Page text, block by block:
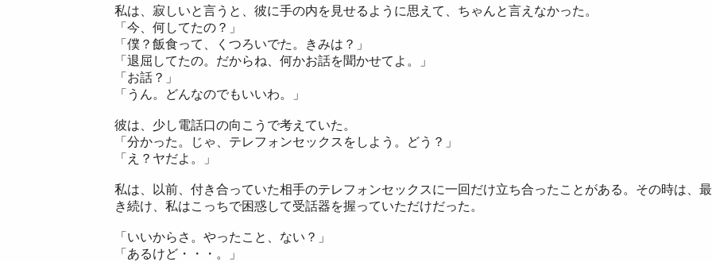
私は、寂しいと言うと、彼に手の内を見せるように思えて、ちゃんと言えなかった。
「今、何してたの？」
「僕？飯食って、くつろいでた。きみは？」
「退屈してたの。だからね、何かお話を聞かせてよ。」
「お話？」
「うん。どんなのでもいいわ。」
彼は、少し電話口の向こうで考えていた。
「分かった。じゃ、テレフォンセックスをしよう。どう？」
「え？ヤだよ。」
私は、以前、付き合っていた相手のテレフォンセックスに一回だけ立ち合ったことがある。その時は、
き続け、私はこっちで困惑して受話器を握っていただけだった。
「いいからさ。やったこと、ない？」
「あるけど・・・。」